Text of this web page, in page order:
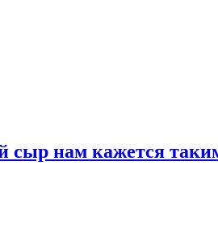
сыр нам кажется